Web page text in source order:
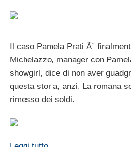
Il caso Pamela Prati Ã¨
Michelazzo, manager con
showgirl, dice di non aver
questa storia, anzi. La romana
rimesso dei soldi.